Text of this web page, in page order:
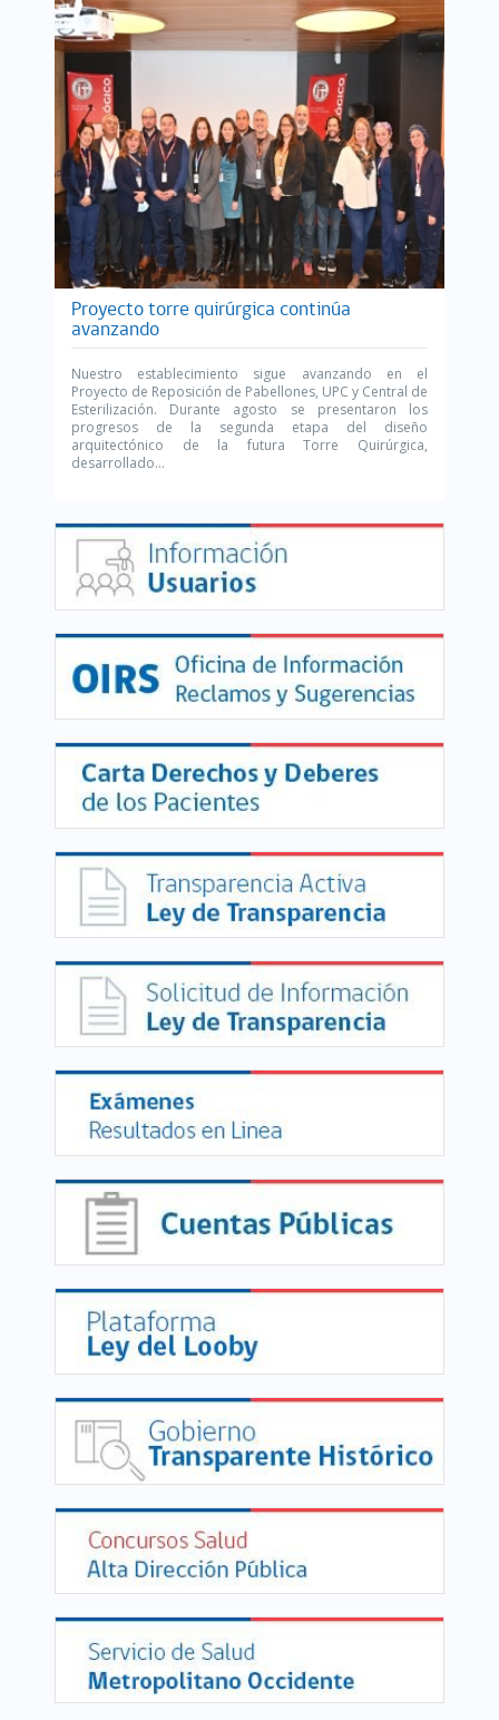
Proyecto torre quirúrgica continúa
avanzando
Nuestro establecimiento sigue avanzando en el
Proyecto de Reposición de Pabellones, UPC y Central de
Esterilización. Durante agosto se presentaron los
progresos de la segunda etapa del diseño
arquitectónico de la futura Torre Quirúrgica,
desarrollado...